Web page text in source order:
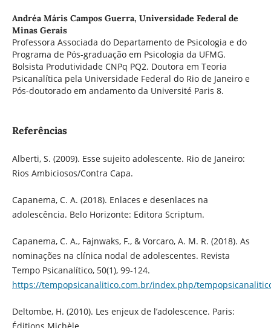
Andréa Máris Campos Guerra, Universidade Federal de
Minas Gerais
Professora Associada do Departamento de Psicologia e do
Programa de Pós-graduação em Psicologia da UFMG.
Bolsista Produtividade CNPq PQ2. Doutora em Teoria
Psicanalítica pela Universidade Federal do Rio de Janeiro e
Pós-doutorado em andamento da Université Paris 8.
Referências
Alberti, S. (2009). Esse sujeito adolescente. Rio de Janeiro:
Rios Ambiciosos/Contra Capa.
Capanema, C. A. (2018). Enlaces e desenlaces na
adolescência. Belo Horizonte: Editora Scriptum.
Capanema, C. A., Fajnwaks, F., & Vorcaro, A. M. R. (2018). As
nominações na clínica nodal de adolescentes. Revista
Tempo Psicanalítico, 50(1), 99-124.
https://tempopsicanalitico.com.br/index.php/
Deltombe, H. (2010). Les enjeux de l’adolescence. Paris: